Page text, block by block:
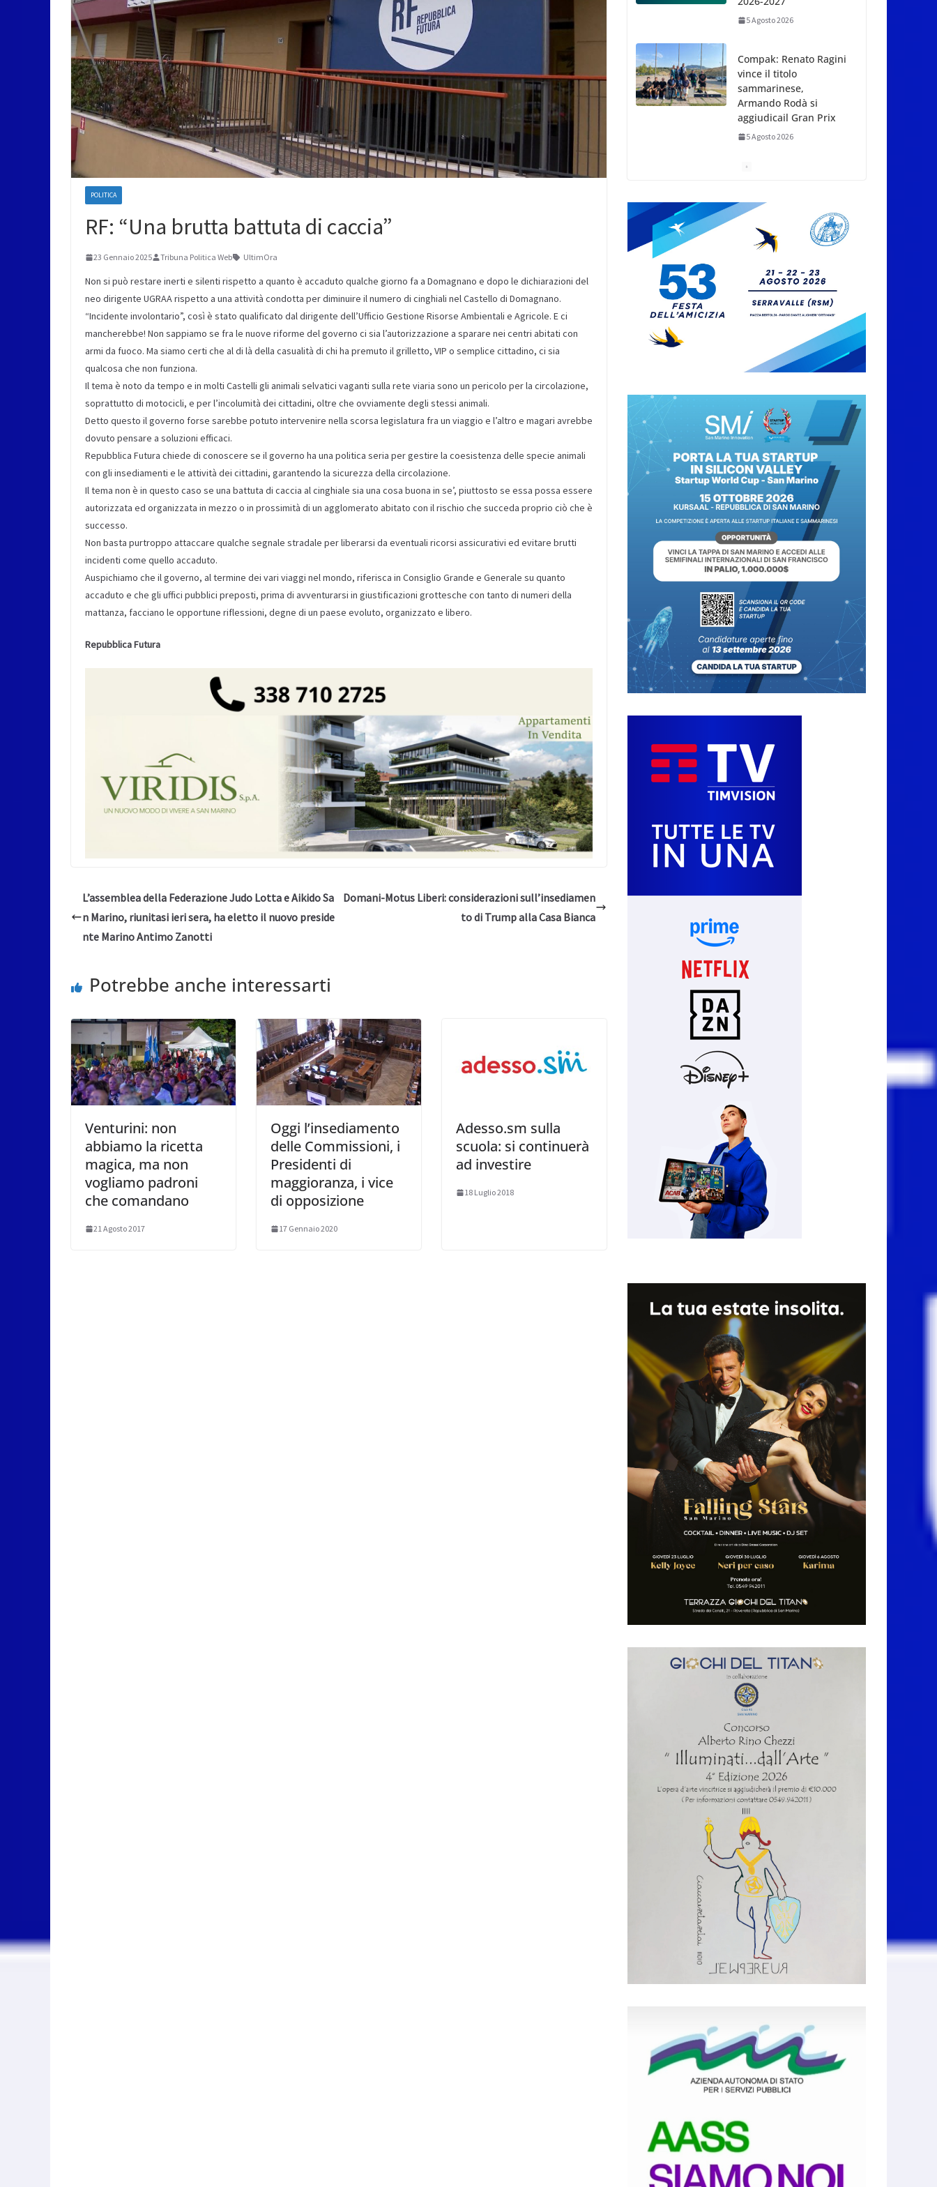
POLITICA
RF: “Una brutta battuta di caccia”
23 Gennaio 2025 Tribuna Politica Web UltimOra
Non si può restare inerti e silenti rispetto a quanto è accaduto qualche giorno fa a Domagnano e dopo le dichiarazioni del
neo dirigente UGRAA rispetto a una attività condotta per diminuire il numero di cinghiali nel Castello di Domagnano.
“Incidente involontario”, così è stato qualificato dal dirigente dell’Ufficio Gestione Risorse Ambientali e Agricole. E ci
mancherebbe! Non sappiamo se fra le nuove riforme del governo ci sia l’autorizzazione a sparare nei centri abitati con
armi da fuoco. Ma siamo certi che al di là della casualità di chi ha premuto il grilletto, VIP o semplice cittadino, ci sia
qualcosa che non funziona.
Il tema è noto da tempo e in molti Castelli gli animali selvatici vaganti sulla rete viaria sono un pericolo per la circolazione,
soprattutto di motocicli, e per l’incolumità dei cittadini, oltre che ovviamente degli stessi animali.
Detto questo il governo forse sarebbe potuto intervenire nella scorsa legislatura fra un viaggio e l’altro e magari avrebbe
dovuto pensare a soluzioni efficaci.
Repubblica Futura chiede di conoscere se il governo ha una politica seria per gestire la coesistenza delle specie animali
con gli insediamenti e le attività dei cittadini, garantendo la sicurezza della circolazione.
Il tema non è in questo caso se una battuta di caccia al cinghiale sia una cosa buona in se’, piuttosto se essa possa essere
autorizzata ed organizzata in mezzo o in prossimità di un agglomerato abitato con il rischio che succeda proprio ciò che è
successo.
Non basta purtroppo attaccare qualche segnale stradale per liberarsi da eventuali ricorsi assicurativi ed evitare brutti
incidenti come quello accaduto.
Auspichiamo che il governo, al termine dei vari viaggi nel mondo, riferisca in Consiglio Grande e Generale su quanto
accaduto e che gli uffici pubblici preposti, prima di avventurarsi in giustificazioni grottesche con tanto di numeri della
mattanza, facciano le opportune riflessioni, degne di un paese evoluto, organizzato e libero.
Repubblica Futura
L’assemblea della Federazione Judo Lotta e Aikido Sa
n Marino, riunitasi ieri sera, ha eletto il nuovo preside
nte Marino Antimo Zanotti
Domani-Motus Liberi: considerazioni sull’insediamen
to di Trump alla Casa Bianca
Potrebbe anche interessarti
Venturini: non
abbiamo la ricetta
magica, ma non
vogliamo padroni
che comandano
21 Agosto 2017
Oggi l’insediamento
delle Commissioni, i
Presidenti di
maggioranza, i vice
di opposizione
17 Gennaio 2020
Adesso.sm sulla
scuola: si continuerà
ad investire
18 Luglio 2018
5 Agosto 2026
Compak: Renato Ragini
vince il titolo
sammarinese,
Armando Rodà si
aggiudicail Gran Prix
5 Agosto 2026
tra acque dolci e di
mare
5 Agosto 2026
San Marino. Il 6 agosto
è ancora Giovedì in
Centro. Il Centro
storico torna
protagonista di sera
tra shopping, cultura e
animazione
Unione Volontariato
Protezione Civile San
Marino. Allerta meteo
codice colore
Arancione per
temperature estreme
5 Agosto 2026